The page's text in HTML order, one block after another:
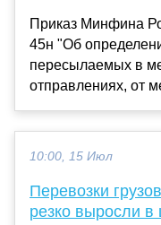
Приказ Минфина
45н "Об
пересылаемых в
отправлениях, от
10:00, 15 Июл
Перевозки
резко выросли в